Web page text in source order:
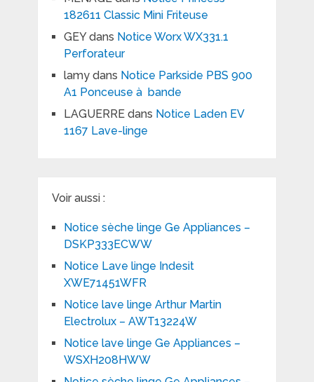
182611 Classic Mini Friteuse
GEYdans Notice Worx WX331.1
Perforateur
lamydans Notice Parkside PBS 900
A1 Ponceuse à bande
LAGUERREdans Notice Laden EV
1167 Lave-linge
Voir aussi :
Notice sèche linge Ge Appliances –
DSKP333ECWW
Notice Lave linge Indesit
XWE71451WFR
Notice lave linge Arthur Martin
Electrolux – AWT13224W
Notice lave linge Ge Appliances –
WSXH208HWW